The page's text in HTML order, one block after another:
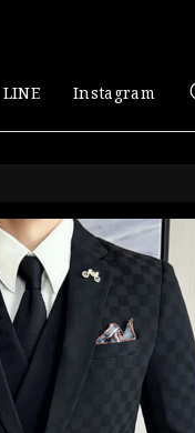
LINE Instagram